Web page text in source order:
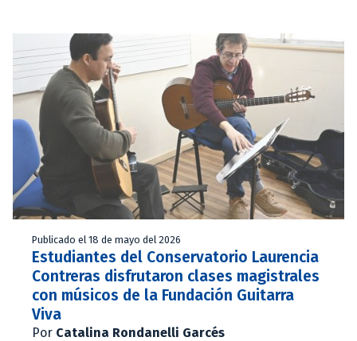
Publicado el 18 de mayo del 2026
Estudiantes del Conservatorio Laurencia
Contreras disfrutaron clases magistrales
con músicos de la Fundación Guitarra
Viva
Por Catalina Rondanelli Garcés